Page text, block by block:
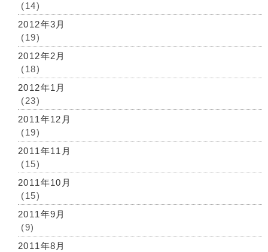
(14)
2012年3月
(19)
2012年2月
(18)
2012年1月
(23)
2011年12月
(19)
2011年11月
(15)
2011年10月
(15)
2011年9月
(9)
2011年8月